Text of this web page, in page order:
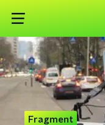
Fragment